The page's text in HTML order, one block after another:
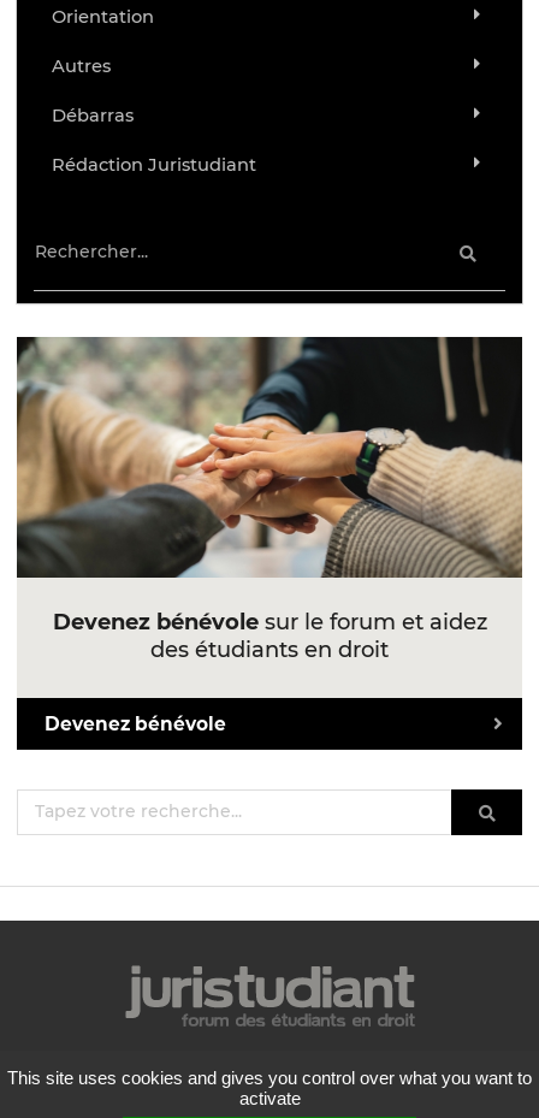
Orientation
Autres
Débarras
Rédaction Juristudiant
Devenez bénévolesur le forum et aidez
des étudiants en droit
Devenez bénévole
Mentions légales
Politique de confidentialité
This site uses cookies and gives you control over what you want to
activate